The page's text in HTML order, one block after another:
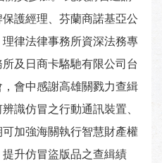
護經理、芬蘭商諾基亞公
律法律事務所資深法務專
及日商卡駱馳有限公司台
會中感謝高雄關戮力查緝
識仿冒之行動通訊裝置、
加強海關執行智慧財產權
升仿冒盜版品之查緝績